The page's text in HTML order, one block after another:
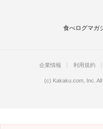
食べログマガ
企業情報 利用規約
(c) Kakaku.com, Inc.